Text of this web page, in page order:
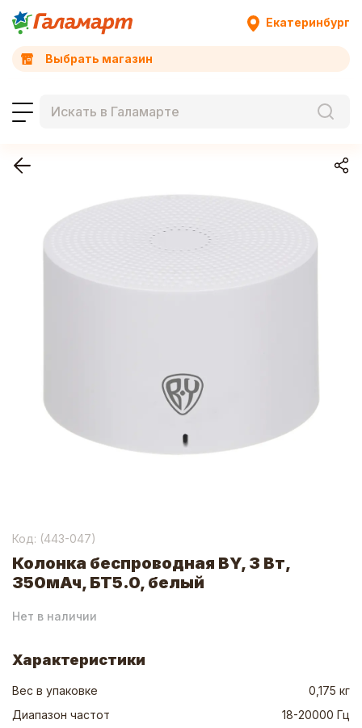
Екатеринбург
Выбрать магазин
Код: (443-047)
Колонка беспроводная BY, 3 Вт,
350мАч, БТ5.0, белый
Нет в наличии
Характеристики
Вес в упаковке
0,175 кг
Диапазон частот
18-20000 Гц